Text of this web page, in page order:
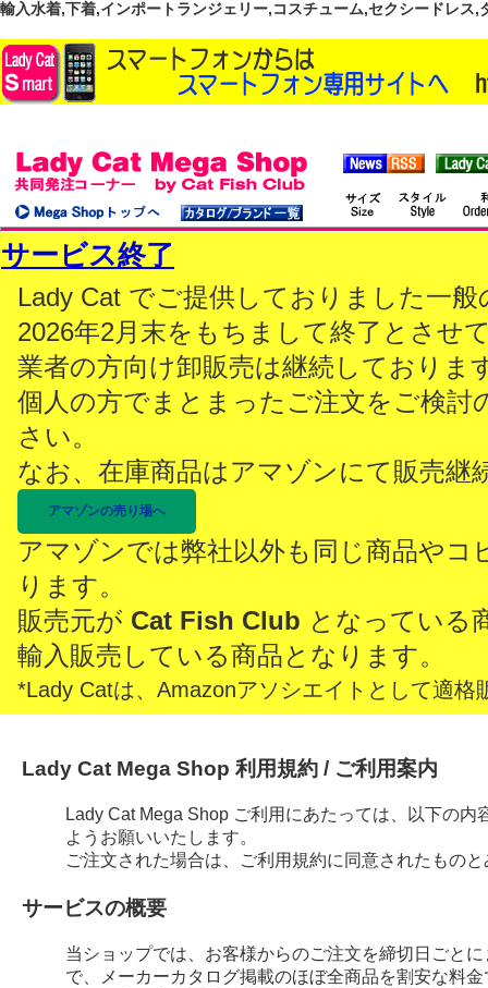
輸入水着,下着,インポートランジェリー,コスチューム,セクシードレス
サービス終了
Lady Cat でご提供しておりました一
2026年2月末をもちまして終了とさせ
業者の方向け卸販売は継続しておりま
個人の方でまとまったご注文をご検討
さい。
なお、在庫商品はアマゾンにて販売継
アマゾンの売り場へ
アマゾンでは弊社以外も同じ商品やコ
ります。
販売元が Cat Fish Club となっている
輸入販売している商品となります。
*Lady Catは、Amazonアソシエイトとして適格
Lady Cat Mega Shop 利用規約 / ご利用案内
Lady Cat Mega Shop ご利用にあたっては、以下の
ようお願いいたします。
ご注文された場合は、ご利用規約に同意されたもの
サービスの概要
当ショップでは、お客様からのご注文を締切日ごと
で、メーカーカタログ掲載のほぼ全商品を割安な料